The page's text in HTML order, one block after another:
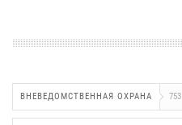
ВНЕВЕДОМСТВЕННАЯ ОХРАНА 753